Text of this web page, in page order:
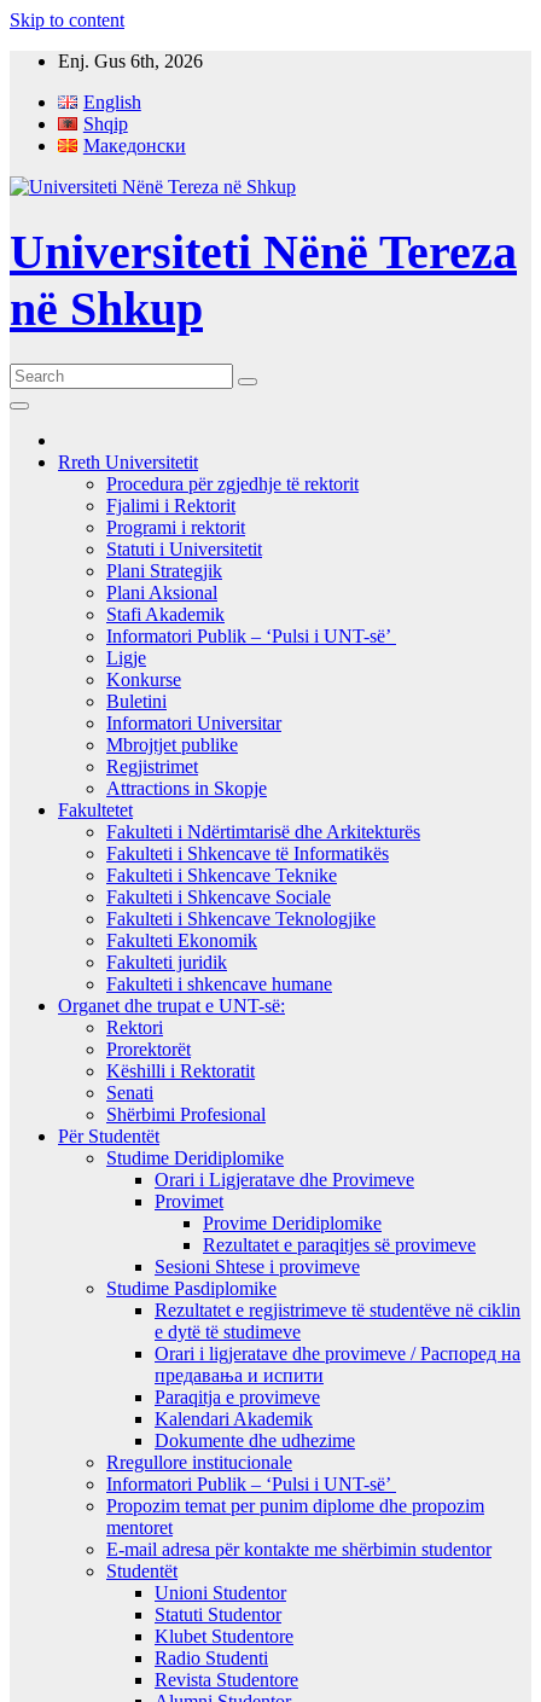
Skip to content
Enj. Gus 6th, 2026
English
Shqip
Македонски
Universiteti Nënë Tereza
në Shkup
Rreth Universitetit
Procedura për zgjedhje të rektorit
Fjalimi i Rektorit
Programi i rektorit
Statuti i Universitetit
Plani Strategjik
Plani Aksional
Stafi Akademik
Informatori Publik – ‘Pulsi i UNT-së’
Ligje
Konkurse
Buletini
Informatori Universitar
Mbrojtjet publike
Regjistrimet
Attractions in Skopje
Fakultetet
Fakulteti i Ndërtimtarisë dhe Arkitekturës
Fakulteti i Shkencave të Informatikës
Fakulteti i Shkencave Teknike
Fakulteti i Shkencave Sociale
Fakulteti i Shkencave Teknologjike
Fakulteti Ekonomik
Fakulteti juridik
Fakulteti i shkencave humane
Organet dhe trupat e UNT-së:
Rektori
Prorektorët
Këshilli i Rektoratit
Senati
Shërbimi Profesional
Për Studentët
Studime Deridiplomike
Orari i Ligjeratave dhe Provimeve
Provimet
Provime Deridiplomike
Rezultatet e paraqitjes së provimeve
Sesioni Shtese i provimeve
Studime Pasdiplomike
Rezultatet e regjistrimeve të studentëve në ciklin
e dytë të studimeve
Orari i ligjeratave dhe provimeve / Распоред на
предавањa и испити
Paraqitja e provimeve
Kalendari Akademik
Dokumente dhe udhezime
Rregullore institucionale
Informatori Publik – ‘Pulsi i UNT-së’
Propozim temat per punim diplome dhe propozim
mentoret
E-mail adresa për kontakte me shërbimin studentor
Studentët
Unioni Studentor
Statuti Studentor
Klubet Studentore
Radio Studenti
Revista Studentore